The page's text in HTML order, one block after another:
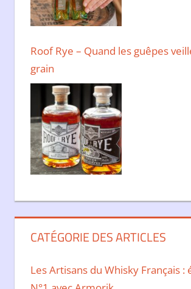
Roof Rye – Quand les guêpes
grain
CATÉGORIE DES ARTICLES
Les Artisans du Whisky Français :